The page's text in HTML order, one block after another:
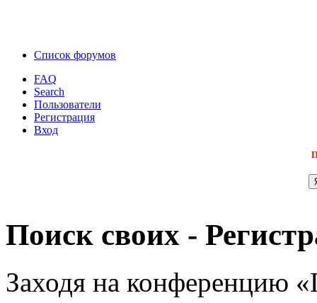
Список форумов
FAQ
Search
Пользователи
Регистрация
Вход
Поиск своих -
Заходя на конференцию